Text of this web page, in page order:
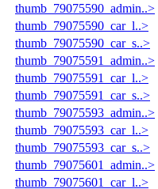
thumb_79075590_admin..>
thumb_79075590_car_l..>
thumb_79075590_car_s..>
thumb_79075591_admin..>
thumb_79075591_car_l..>
thumb_79075591_car_s..>
thumb_79075593_admin..>
thumb_79075593_car_l..>
thumb_79075593_car_s..>
thumb_79075601_admin..>
thumb_79075601_car_l..>